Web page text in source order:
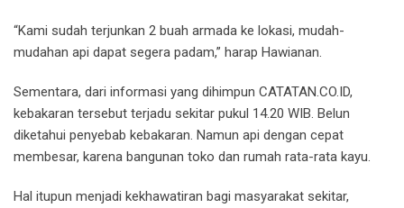
“Kami sudah terjunkan 2 buah armada ke lokasi, mudah-
mudahan api dapat segera padam,” harap Hawianan.
Sementara, dari informasi yang dihimpun CATATAN.CO.ID,
kebakaran tersebut terjadu sekitar pukul 14.20 WIB. Belun
diketahui penyebab kebakaran. Namun api dengan cepat
membesar, karena bangunan toko dan rumah rata-rata kayu.
Hal itupun menjadi kekhawatiran bagi masyarakat sekitar,